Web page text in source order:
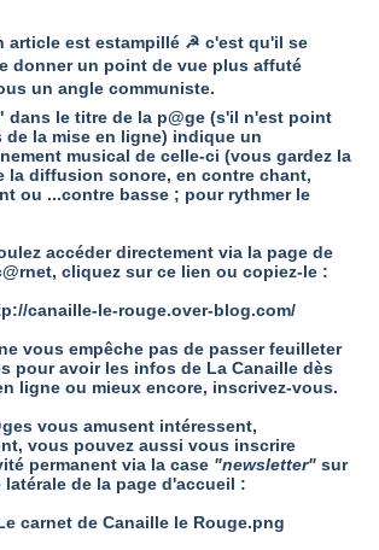
article est estampillé ☭ c'est qu'il se
donner un point de vue plus affuté
un angle communiste.
dans le titre de la p@ge (s'il n'est point
de la mise en ligne) indique un
musical de celle-ci (vous gardez la
la diffusion sonore, en contre chant,
ou ...contre basse ; pour rythmer le
accéder directement via la page de
cliquez sur ce lien ou copiez-le :
canaille-le-rouge.over-blog.com/
vous empêche pas de passer feuilleter
pour avoir les infos de La Canaille dès
ligne ou mieux encore, inscrivez-vous.
vous amusent intéressent,
vous pouvez aussi vous inscrire
permanent via la case "newsletter" sur
latérale de la page d'accueil :
carnet de Canaille le Rouge.png